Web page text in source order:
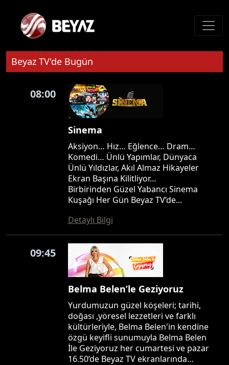
Beyaz TV'de Bugün
08:00
Sinema
Aksiyon… Hız… Eğlence… Dram…
Komedi… Ünlü Yapımlar, Dünyaca
Ünlü Yıldızlar, Akıl Almaz Hikayeler
Ekran Başına Kilitliyor…
Birbirinden Güzel Yabancı Sinema
Kuşağı Her Gün Beyaz TV’de...
Detaylı Bilgi
09:45
Belma Belen’le Geziyoruz
Yurdumuzun güzel köşeleri; tarihi,
doğası ,yöresel lezzetleri ve farklı
kültürleriyle, Belma Belen'in kendine
özgü keyifli sunumuyla Belma Belen
İle Geziyoruz her cumartesi ve pazar
16.50’de Beyaz TV ekranlarında…